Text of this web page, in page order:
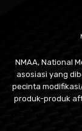
NMAA, National
asosiasi yang
pecinta
produk-produk